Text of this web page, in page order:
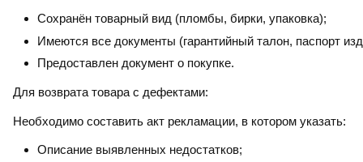
Сохранён товарный вид (пломбы, бирки, упаковка);
Имеются все документы (гарантийный талон, паспорт
Предоставлен документ о покупке.
Для возврата товара с дефектами:
Необходимо составить акт рекламации, в котором указать:
Описание выявленных недостатков;